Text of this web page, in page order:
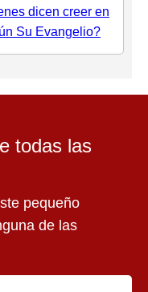
dicen creer en
Su Evangelio?
todas las
pequeño
de las